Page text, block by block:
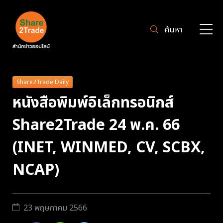
ค้นหา
Share2Trade Daily
หนังสือพิมพ์อิเล็กทรอนิกส์
Share2Trade 24 พ.ค. 66
(INET, WINMED, CV, SCBX,
NCAP)
23 พฤษภาคม 2566